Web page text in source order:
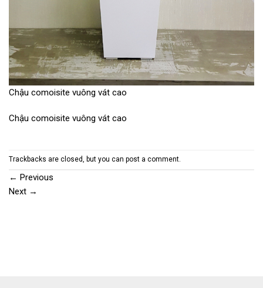
Chậu comoisite vuông vát cao
Chậu comoisite vuông vát cao
Trackbacks are closed, but you can post a comment
← Previous
Next →